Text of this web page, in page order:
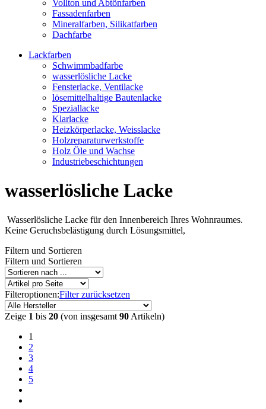
Vollton und Abtönfarben
Fassadenfarben
Mineralfarben, Silikatfarben
Dachfarbe
Lackfarben
Schwimmbadfarbe
wasserlösliche Lacke
Fensterlacke, Ventilacke
lösemittelhaltige Bautenlacke
Speziallacke
Klarlacke
Heizkörperlacke, Weisslacke
Holzreparaturwerkstoffe
Holz Öle und Wachse
Industriebeschichtungen
wasserlösliche Lacke
Wasserlösliche Lacke für den Innenbereich Ihres Wohnraumes.
Keine Geruchsbelästigung durch Lösungsmittel,
Filtern und Sortieren
Filtern und Sortieren
Filteroptionen:Filter zurücksetzen
Zeige 1 bis 20 (von insgesamt 90 Artikeln)
1
2
3
4
5